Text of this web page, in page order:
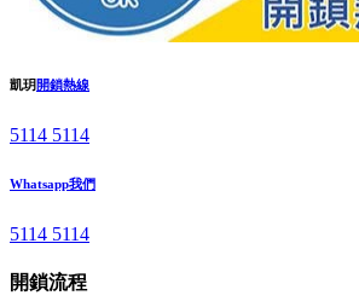
凱玥開鎖熱線
5114 5114
Whatsapp我們
5114 5114
開鎖流程